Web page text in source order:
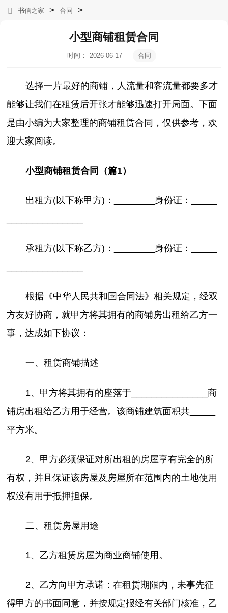
书信之家 > 合同 >
小型商铺租赁合同
时间：
2026-06-17
合同
选择一片最好的商铺，人流量和客流量都要多才
能够让我们在租赁后开张才能够迅速打开局面。下面
是由小编为大家整理的商铺租赁合同，仅供参考，欢
迎大家阅读。
小型商铺租赁合同（篇1）
出租方(以下称甲方)：________身份证：_____
承租方(以下称乙方)：________身份证：_____
根据《中华人民共和国合同法》相关规定，经双
方友好协商，就甲方将其拥有的商铺房出租给乙方一
事，达成如下协议：
一、租赁商铺描述
1、甲方将其拥有的座落于_______________商
铺房出租给乙方用于经营。该商铺建筑面积共_____
平方米。
2、甲方必须保证对所出租的房屋享有完全的所
有权，并且保证该房屋及房屋所在范围内的土地使用
权没有用于抵押担保。
二、租赁房屋用途
1、乙方租赁房屋为商业商铺使用。
2、乙方向甲方承诺：在租赁期限内，未事先征
得甲方的书面同意，并按规定报经有关部门核准，乙